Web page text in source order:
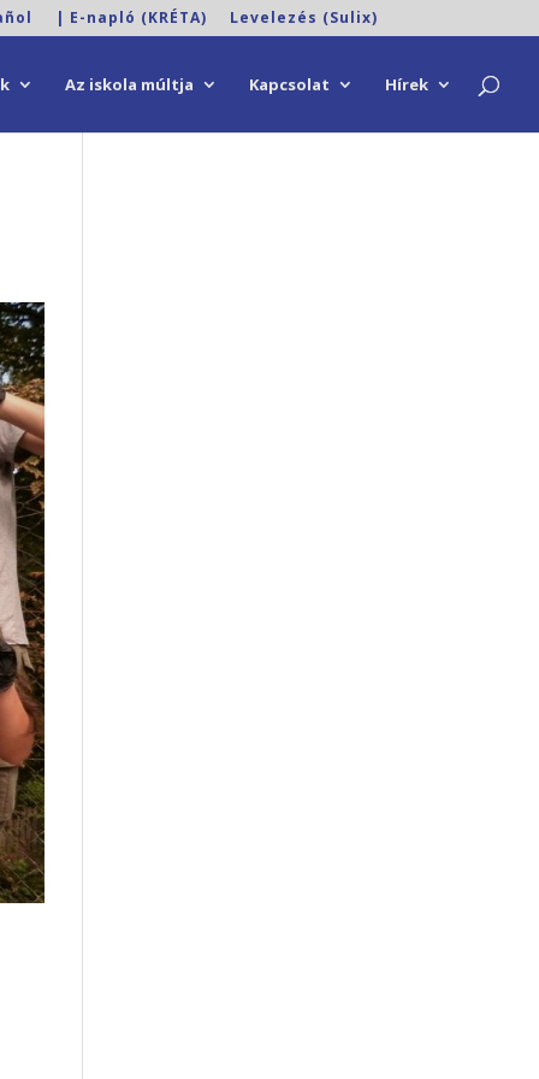
| E-napló (KRÉTA) Levelezés (Sulix)
Az iskola múltja Kapcsolat Hírek